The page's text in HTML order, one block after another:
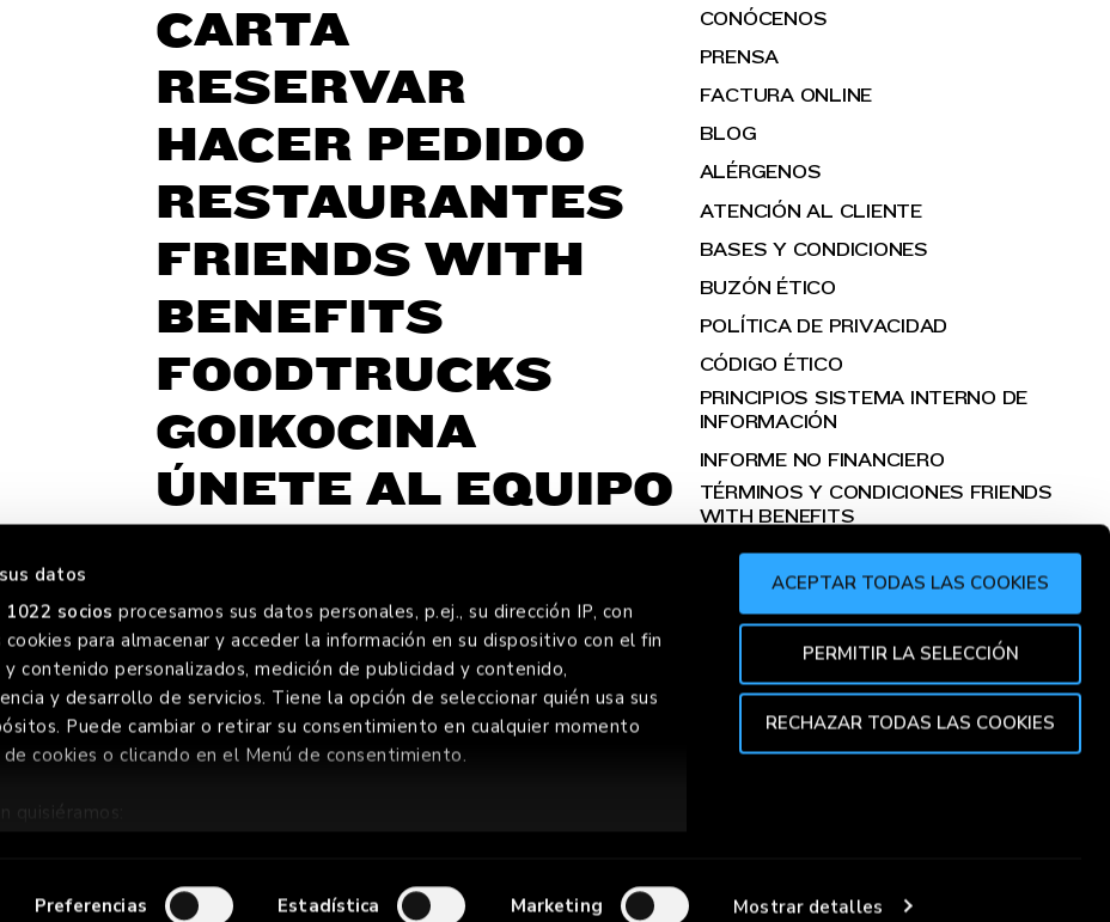
datos
socios procesamos sus datos personales, p.ej., su dirección IP, con
para almacenar y acceder la información en su dispositivo con el fin
contenido personalizados, medición de publicidad y contenido,
y desarrollo de servicios. Tiene la opción de seleccionar quién usa sus
Puede cambiar o retirar su consentimiento en cualquier momento
cookies o clicando en el Menú de consentimiento.
analizándolo activamente para buscar características específicas
Preferencias Estadística Marketing Mostrar detalles
ACEPTAR TODAS LAS COOKIES
PERMITIR LA SELECCIÓN
RECHAZAR TODAS LAS COOKIES
CARTA
RESERVAR
HACER PEDIDO
RESTAURANTES
FRIENDS WITH
BENEFITS
FOODTRUCKS
GOIKOCINA
ÚNETE AL EQUIPO
CONÓCENOS
PRENSA
FACTURA ONLINE
BLOG
ALÉRGENOS
ATENCIÓN AL CLIENTE
BASES Y CONDICIONES
BUZÓN ÉTICO
POLÍTICA DE PRIVACIDAD
CÓDIGO ÉTICO
PRINCIPIOS SISTEMA INTERNO DE
INFORMACIÓN
INFORME NO FINANCIERO
TÉRMINOS Y CONDICIONES FRIENDS
WITH BENEFITS